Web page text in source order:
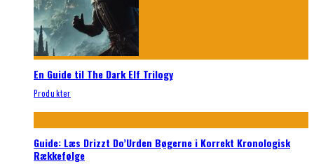
En Guide til The Dark Elf Trilogy
Produkter
Guide: Læs Drizzt Do’Urden Bøgerne i Korrekt Kronologisk
Rækkefølge